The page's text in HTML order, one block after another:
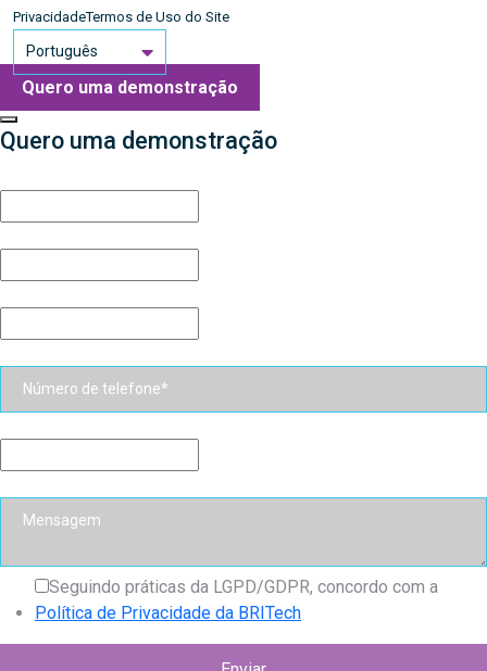
PrivacidadeTermos de Uso do Site
Português
Quero uma demonstração
Quero uma demonstração
Seguindo práticas da LGPD/GDPR, concordo com a
Política de Privacidade da BRITech